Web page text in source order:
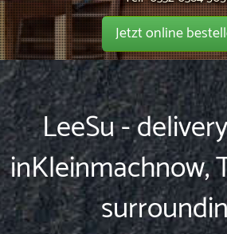
Jetzt online
LeeSu -
inKleinmachnow,